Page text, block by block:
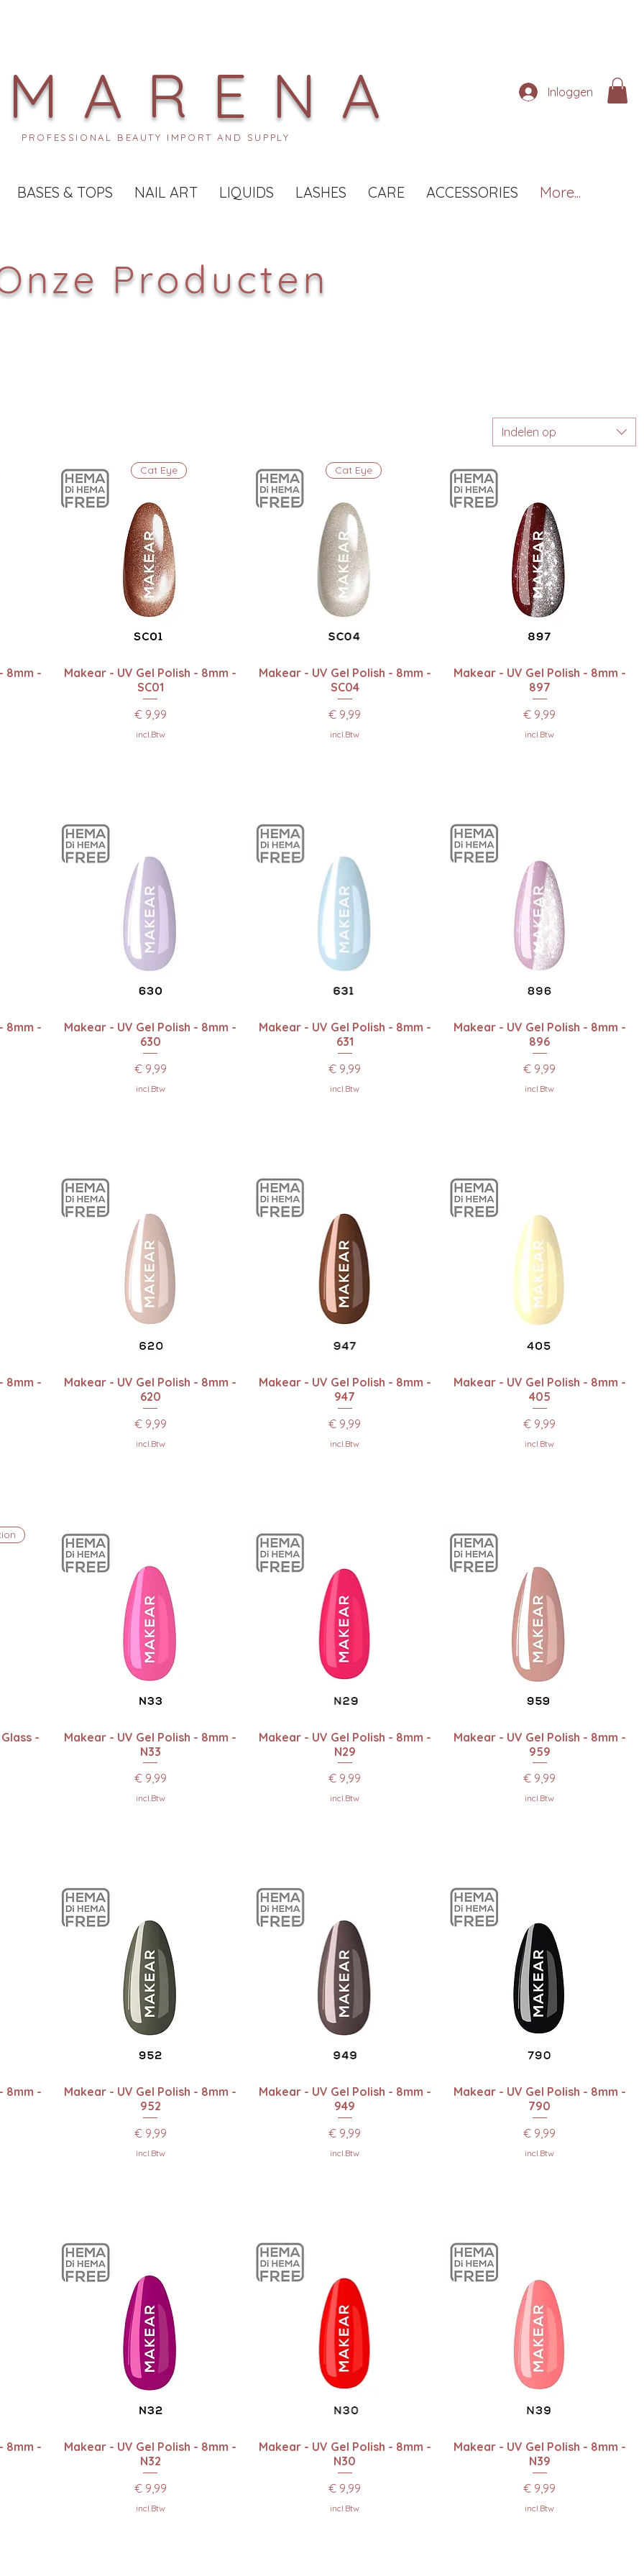
Inloggen
BASES & TOPS NAIL ART LIQUIDS LASHES CARE ACCESSORIES More...
PROFESSIONAL BEAUTY IMPORT AND SUPPLY
Producten
Indelen op
8mm -
Snel overzicht
Cat Eye
Makear - UV Gel Polish - 8mm -
SC01
Prijs
€ 9,99
incl.Btw
Snel overzicht
Cat Eye
Makear - UV Gel Polish - 8mm -
SC04
Prijs
€ 9,99
incl.Btw
Snel overzicht
Makear - UV Gel Polish - 8mm -
897
Prijs
€ 9,99
incl.Btw
8mm -
Snel overzicht
Makear - UV Gel Polish - 8mm -
630
Prijs
€ 9,99
incl.Btw
Snel overzicht
Makear - UV Gel Polish - 8mm -
631
Prijs
€ 9,99
incl.Btw
Snel overzicht
Makear - UV Gel Polish - 8mm -
896
Prijs
€ 9,99
incl.Btw
8mm -
Snel overzicht
Makear - UV Gel Polish - 8mm -
620
Prijs
€ 9,99
incl.Btw
Snel overzicht
Makear - UV Gel Polish - 8mm -
947
Prijs
€ 9,99
incl.Btw
Snel overzicht
Makear - UV Gel Polish - 8mm -
405
Prijs
€ 9,99
incl.Btw
-
Snel overzicht
Makear - UV Gel Polish - 8mm -
N33
Prijs
€ 9,99
incl.Btw
Snel overzicht
Makear - UV Gel Polish - 8mm -
N29
Prijs
€ 9,99
incl.Btw
Snel overzicht
Makear - UV Gel Polish - 8mm -
959
Prijs
€ 9,99
incl.Btw
8mm -
Snel overzicht
Makear - UV Gel Polish - 8mm -
952
Prijs
€ 9,99
incl.Btw
Snel overzicht
Makear - UV Gel Polish - 8mm -
949
Prijs
€ 9,99
incl.Btw
Snel overzicht
Makear - UV Gel Polish - 8mm -
790
Prijs
€ 9,99
incl.Btw
8mm -
Snel overzicht
Makear - UV Gel Polish - 8mm -
N32
Prijs
€ 9,99
incl.Btw
Snel overzicht
Makear - UV Gel Polish - 8mm -
N30
Prijs
€ 9,99
incl.Btw
Snel overzicht
Makear - UV Gel Polish - 8mm -
N39
Prijs
€ 9,99
incl.Btw